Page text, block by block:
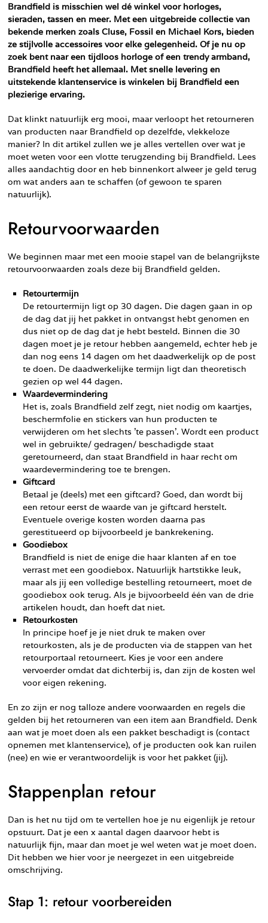
Brandfield is misschien wel dé winkel voor horloges,
sieraden, tassen en meer. Met een uitgebreide collectie van
bekende merken zoals Cluse, Fossil en Michael Kors, bieden
ze stijlvolle accessoires voor elke gelegenheid. Of je nu op
zoek bent naar een tijdloos horloge of een trendy armband,
Brandfield heeft het allemaal. Met snelle levering en
uitstekende klantenservice is winkelen bij Brandfield een
plezierige ervaring.
Dat klinkt natuurlijk erg mooi, maar verloopt het retourneren
van producten naar Brandfield op dezelfde, vlekkeloze
manier? In dit artikel zullen we je alles vertellen over wat je
moet weten voor een vlotte terugzending bij Brandfield. Lees
alles aandachtig door en heb binnenkort alweer je geld terug
om wat anders aan te schaffen (of gewoon te sparen
natuurlijk).
Retourvoorwaarden
We beginnen maar met een mooie stapel van de belangrijkste
retourvoorwaarden zoals deze bij Brandfield gelden.
Retourtermijn
De retourtermijn ligt op 30 dagen. Die dagen gaan in op
de dag dat jij het pakket in ontvangst hebt genomen en
dus niet op de dag dat je hebt besteld. Binnen die 30
dagen moet je je retour hebben aangemeld, echter heb je
dan nog eens 14 dagen om het daadwerkelijk op de post
te doen. De daadwerkelijke termijn ligt dan theoretisch
gezien op wel 44 dagen.
Waardevermindering
Het is, zoals Brandfield zelf zegt, niet nodig om kaartjes,
beschermfolie en stickers van hun producten te
verwijderen om het slechts ’te passen’. Wordt een product
wel in gebruikte/ gedragen/ beschadigde staat
geretourneerd, dan staat Brandfield in haar recht om
waardevermindering toe te brengen.
Giftcard
Betaal je (deels) met een giftcard? Goed, dan wordt bij
een retour eerst de waarde van je giftcard herstelt.
Eventuele overige kosten worden daarna pas
gerestitueerd op bijvoorbeeld je bankrekening.
Goodiebox
Brandfield is niet de enige die haar klanten af en toe
verrast met een goodiebox. Natuurlijk hartstikke leuk,
maar als jij een volledige bestelling retourneert, moet de
goodiebox ook terug. Als je bijvoorbeeld één van de drie
artikelen houdt, dan hoeft dat niet.
Retourkosten
In principe hoef je je niet druk te maken over
retourkosten, als je de producten via de stappen van het
retourportaal retourneert. Kies je voor een andere
vervoerder omdat dat dichterbij is, dan zijn de kosten wel
voor eigen rekening.
En zo zijn er nog talloze andere voorwaarden en regels die
gelden bij het retourneren van een item aan Brandfield. Denk
aan wat je moet doen als een pakket beschadigt is (contact
opnemen met klantenservice), of je producten ook kan ruilen
(nee) en wie er verantwoordelijk is voor het pakket (jij).
Stappenplan retour
Dan is het nu tijd om te vertellen hoe je nu eigenlijk je retour
opstuurt. Dat je een x aantal dagen daarvoor hebt is
natuurlijk fijn, maar dan moet je wel weten wat je moet doen.
Dit hebben we hier voor je neergezet in een uitgebreide
omschrijving.
Stap 1: retour voorbereiden